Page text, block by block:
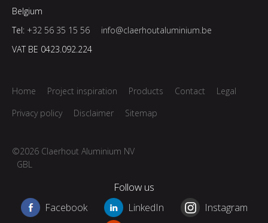
Belgium
Tel: +32 56 35 15 56
info@claerhoutaluminium.be
VAT BE 0423.092.224
Home Project inspiration Products Contact
Legal
Privacy policy
Disclaimer Sitemap
©2026 Claerhout Aluminium NV
GBL
Follow us
Facebook LinkedIn
Instagram